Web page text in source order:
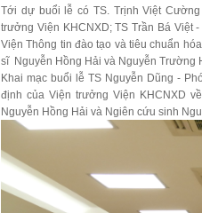
Tới dự buổi lễ có TS. Trịnh Việt
trưởng Viện KHCNXD; TS Trần Bá Việt
Viện Thông tin đào tạo và tiêu chuẩn
sĩ Nguyễn Hồng Hải và Nguyễn Trường
Khai mạc buổi lễ TS Nguyễn Dũng -
định của Viện trưởng Viện KHCNXD
Nguyễn Hồng Hải và Ngiên cứu sinh